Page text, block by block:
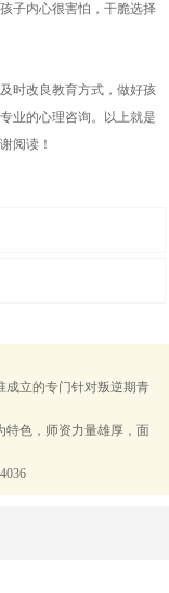
子内心很害怕，干脆选择
时改良教育方式，做好孩
业的心理咨询。以上就是
阅读！
立的专门针对叛逆期青
色，师资力量雄厚，面